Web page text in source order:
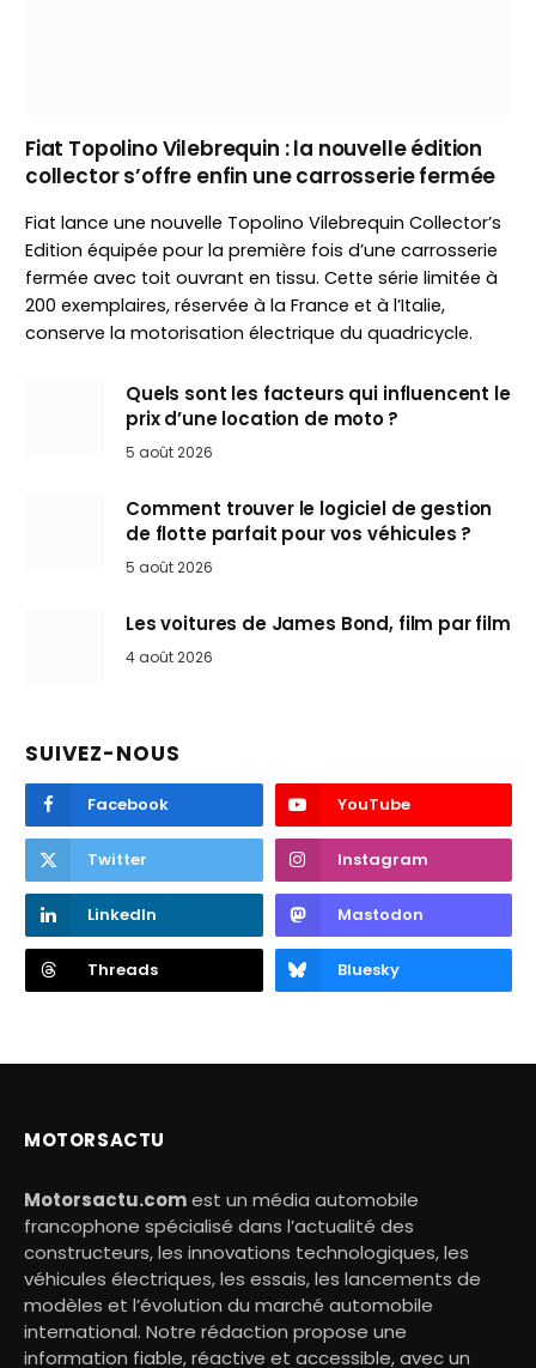
Fiat Topolino Vilebrequin : la nouvelle édition
collector s’offre enfin une carrosserie fermée
Fiat lance une nouvelle Topolino Vilebrequin Collector’s
Edition équipée pour la première fois d’une carrosserie
fermée avec toit ouvrant en tissu. Cette série limitée à
200 exemplaires, réservée à la France et à l’Italie,
conserve la motorisation électrique du quadricycle.
Quels sont les facteurs qui influencent le
prix d’une location de moto ?
5 août 2026
Comment trouver le logiciel de gestion
de flotte parfait pour vos véhicules ?
5 août 2026
Les voitures de James Bond, film par film
4 août 2026
SUIVEZ-NOUS
Facebook YouTube
Twitter Instagram
LinkedIn Mastodon
Threads Bluesky
MOTORSACTU
Motorsactu.comest un média automobile
francophone spécialisé dans l’actualité des
constructeurs, les innovations technologiques, les
véhicules électriques, les essais, les lancements de
modèles et l’évolution du marché automobile
international. Notre rédaction propose une
information fiable, réactive et accessible, avec un